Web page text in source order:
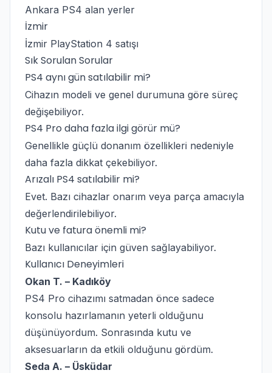
Ankara PS4 alan yerler
İzmir
İzmir PlayStation 4 satışı
Sık Sorulan Sorular
PS4 aynı gün satılabilir mi?
Cihazın modeli ve genel durumuna göre süreç
değişebiliyor.
PS4 Pro daha fazla ilgi görür mü?
Genellikle güçlü donanım özellikleri nedeniyle
daha fazla dikkat çekebiliyor.
Arızalı PS4 satılabilir mi?
Evet. Bazı cihazlar onarım veya parça amacıyla
değerlendirilebiliyor.
Kutu ve fatura önemli mi?
Bazı kullanıcılar için güven sağlayabiliyor.
Kullanıcı Deneyimleri
Okan T. – Kadıköy
PS4 Pro cihazımı satmadan önce sadece
konsolu hazırlamanın yeterli olduğunu
düşünüyordum. Sonrasında kutu ve
aksesuarların da etkili olduğunu gördüm.
Seda A. – Üsküdar